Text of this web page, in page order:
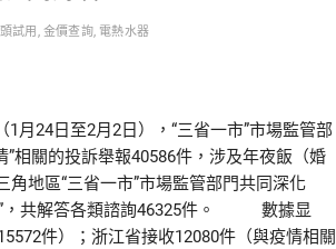
試用 , 金價查詢, 電熱水器
月24日至2月2日），“三省一市”市場監管部
相關的投訴舉報40586件，涉及年夜飯（婚
區“三省一市”市場監管部門共同深化
”，共解答各類諮詢46325件。 數據显
件）；浙江省接收12080件（與疫情相關